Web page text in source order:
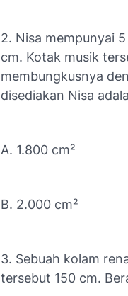
2. Nisa mempunyai
cm. Kotak musik
membungkusnya
disediakan Nisa
A. 1.800 cm²
B. 2.000 cm²
3. Sebuah kolam
tersebut 150 cm.